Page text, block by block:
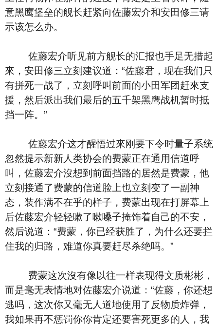
意黑鹰堡垒的舰长赶紧向佐藤宏介和安田修三请
示该怎么办。
佐藤宏介听见前方舰长的汇报也手足无措起
來，安田修三立刻建议道：“佐藤君，现在我们只
有拼死一战了，立刻呼叫前面的小田军团赶來支
援，然后派出我们最后的五千架黑鹰战机暂时抵
挡一阵。”
佐藤宏介这才醒悟过來刚要下令时量子系统
忽然提示新新人类协会的费蒙正在通用信道呼
叫，佐藤宏介沒想到前面挡路的居然是费蒙，他
立刻接通了费蒙的信道脸上也立刻变了一副神
态，装作满不在乎的样子，费蒙出现在打屏幕上
后佐藤宏介轻轻嗽了嗽嗓子掩饰着自己的不安，
然后说道：“费蒙，你已经获胜了，为什么还要拦
住我的归路，难道你真要赶尽杀绝吗。”
费蒙这次沒有像以往一样表现得文质彬彬，
而是毫无表情地对佐藤宏介说道：“佐藤，你还想
逃吗，这次你又毫无人道地使用了反物质炸弹，
我如果再不惩罚你你肯定还要害死更多的人，我